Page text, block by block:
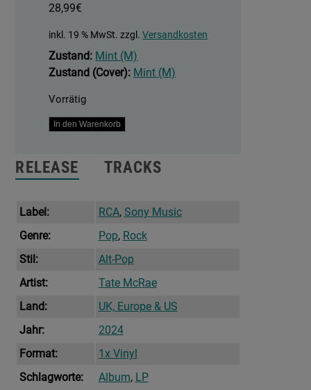
28,99€
inkl. 19 % MwSt. zzgl.Versandkosten
Zustand: Mint (M)
Zustand (Cover): Mint (M)
Vorrätig
Think
In den Warenkorb
RELEASE TRACKS
Label: RCA, Sony Music
Genre:
Pop, Rock
Stil:
Alt-Pop
Artist:
Tate McRae
Land:
UK, Europe & US
Jahr:
2024
Format:
1x Vinyl
Schlagworte:
Album, LP